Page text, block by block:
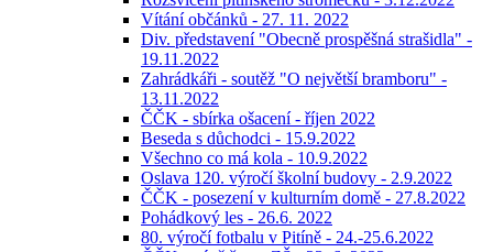
Vítání občánků - 27. 11. 2022
Div. představení "Obecně prospěšná strašidla" -
19.11.2022
Zahrádkáři - soutěž "O největší bramboru" -
13.11.2022
ČČK - sbírka ošacení - říjen 2022
Beseda s důchodci - 15.9.2022
Všechno co má kola - 10.9.2022
Oslava 120. výročí školní budovy - 2.9.2022
ČČK - posezení v kulturním domě - 27.8.2022
Pohádkový les - 26.6. 2022
80. výročí fotbalu v Pitíně - 24.-25.6.2022